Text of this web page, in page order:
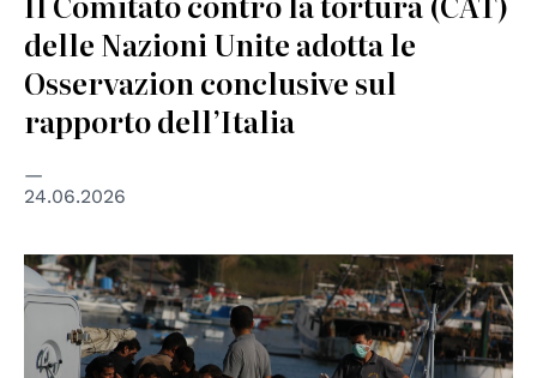
delle Nazioni Unite adotta le
Osservazion conclusive sul
rapporto dell’Italia
24.06.2026
© wikipedia